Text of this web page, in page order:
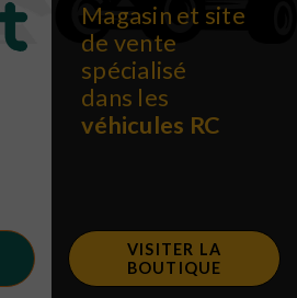
Magasin et site
de vente
spécialisé
dans les
véhicules RC
VISITER LA
BOUTIQUE